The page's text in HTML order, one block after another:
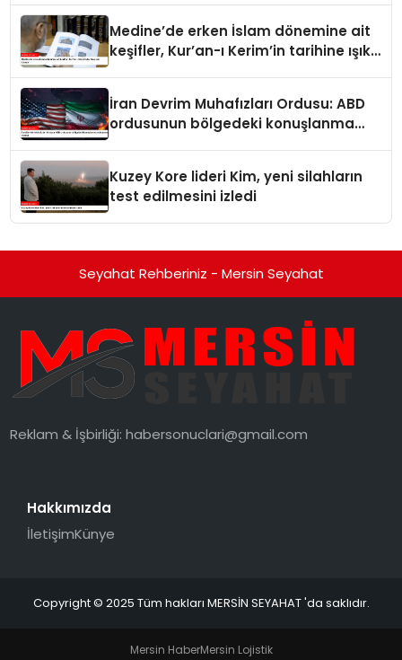
Medine’de erken İslam dönemine ait
keşifler, Kur’an-ı Kerim’in tarihine ışık
İran Devrim Muhafızları Ordusu: ABD
ordusunun bölgedeki konuşlanma
Kuzey Kore lideri Kim, yeni silahların
test edilmesini izledi
Seyahat Rehberiniz - Mersin Seyahat
Reklam & İşbirliği:habersonuclari@gmail.com
Hakkımızda
İletişimKünye
Copyright © 2025 Tüm hakları MERSİN SEYAHAT 'da saklıdır.
Mersin HaberMersin Lojistik